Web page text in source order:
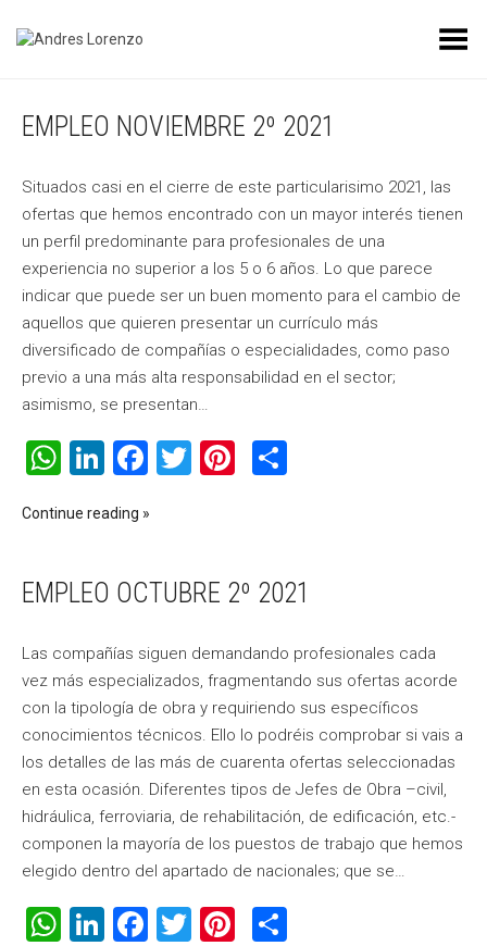
Toggle Menu
EMPLEO NOVIEMBRE 2º 2021
Situados casi en el cierre de este particularisimo 2021, las
ofertas que hemos encontrado con un mayor interés tienen
un perfil predominante para profesionales de una
experiencia no superior a los 5 o 6 años. Lo que parece
indicar que puede ser un buen momento para el cambio de
aquellos que quieren presentar un currículo más
diversificado de compañías o especialidades, como paso
previo a una más alta responsabilidad en el sector;
asimismo, se presentan…
WhatsApp
LinkedIn
Facebook
TwitterPinterest
Continue reading
EMPLEO OCTUBRE 2º 2021
Las compañías siguen demandando profesionales cada
vez más especializados, fragmentando sus ofertas acorde
con la tipología de obra y requiriendo sus específicos
conocimientos técnicos. Ello lo podréis comprobar si vais a
los detalles de las más de cuarenta ofertas seleccionadas
en esta ocasión. Diferentes tipos de Jefes de Obra –civil,
hidráulica, ferroviaria, de rehabilitación, de edificación, etc.-
componen la mayoría de los puestos de trabajo que hemos
elegido dentro del apartado de nacionales; que se…
WhatsApp
LinkedIn
Facebook
TwitterPinterest